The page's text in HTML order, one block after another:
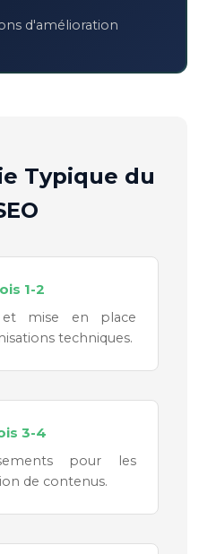
d'amélioration
Typique du
1-2
et mise en place
techniques.
3-4
pour les
de contenus.